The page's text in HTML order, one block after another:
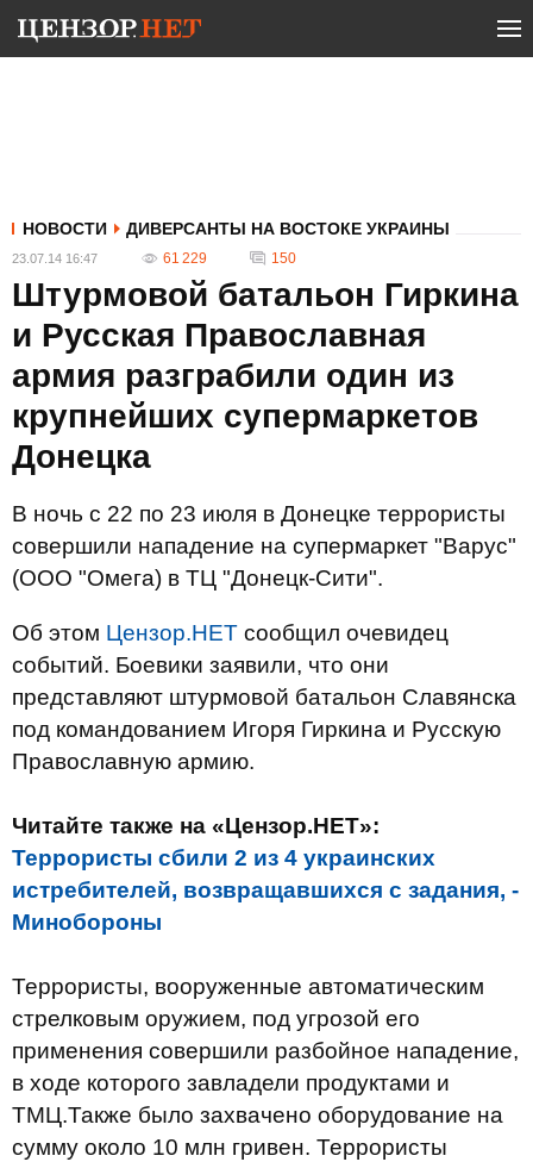
НОВОСТИ ДИВЕРСАНТЫ НА ВОСТОКЕ УКРАИНЫ
23.07.14 16:47 61 229 150
Штурмовой батальон Гиркина
и Русская Православная
армия разграбили один из
крупнейших супермаркетов
Донецка
В ночь с 22 по 23 июля в Донецке террористы
совершили нападение на супермаркет "Варус"
(ООО "Омега) в ТЦ "Донецк-Сити".
Об этом Цензор.НЕТ сообщил очевидец
событий. Боевики заявили, что они
представляют штурмовой батальон Славянска
под командованием Игоря Гиркина и Русскую
Православную армию.
Читайте также на «Цензор.НЕТ»:
Террористы сбили 2 из 4 украинских
истребителей, возвращавшихся с задания, -
Минобороны
Террористы, вооруженные автоматическим
стрелковым оружием, под угрозой его
применения совершили разбойное нападение,
в ходе которого завладели продуктами и
ТМЦ.Также было захвачено оборудование на
сумму около 10 млн гривен. Террористы